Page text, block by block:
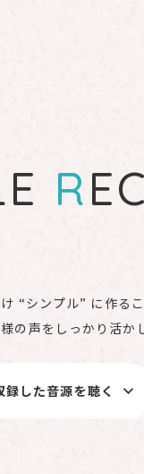
R
“シンプル” に作る
の声をしっかり活
した音源を聴く